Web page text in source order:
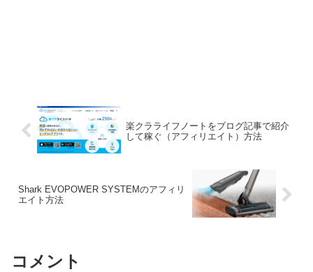
楽クラライフノートをブログ記事で紹介
して稼ぐ（アフィリエイト）方法
Shark EVOPOWER SYSTEMのアフィリ
エイト方法
コメント